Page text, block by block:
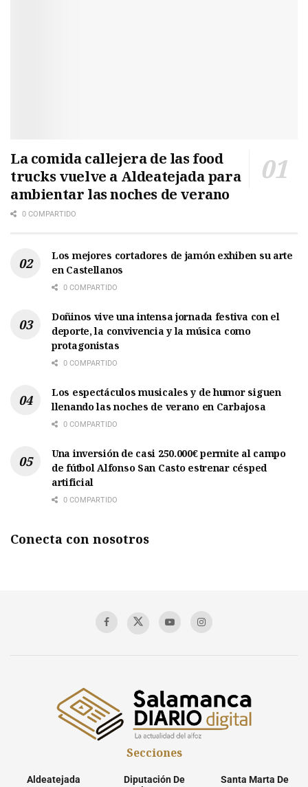
La comida callejera de las food
trucks vuelve a Aldeatejada para
ambientar las noches de verano
0 COMPARTIDO
Los mejores cortadores de jamón exhiben su arte
en Castellanos
0 COMPARTIDO
Doñinos vive una intensa jornada festiva con el
deporte, la convivencia y la música como
protagonistas
0 COMPARTIDO
Los espectáculos musicales y de humor siguen
llenando las noches de verano en Carbajosa
0 COMPARTIDO
Una inversión de casi 250.000€ permite al campo
de fútbol Alfonso San Casto estrenar césped
artificial
0 COMPARTIDO
Conecta con nosotros
Secciones
Aldeatejada
Diputación De
Santa Marta De